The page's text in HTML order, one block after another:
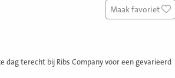
Maak favoriet
dag terecht bij Ribs Company voor een gevarieerd